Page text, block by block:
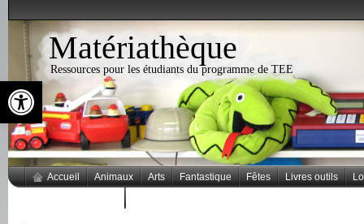
Ouvrir la barre d’outils
Matériathèque
Ressources pour les étudiants du programme de TEE
Accueil Animaux Arts Fantastique Fêtes Livres outils